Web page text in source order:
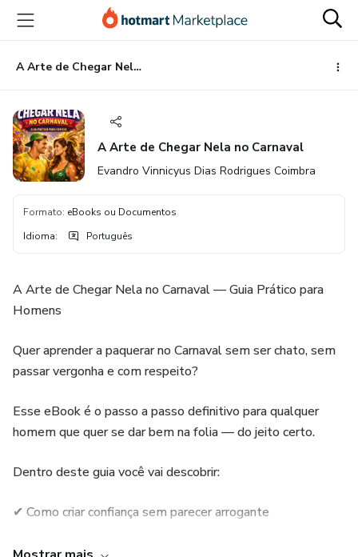
para
conteúdo
principal
para
pagamento
para
rodapé
A Arte de Chegar Nela no Carnaval
A Arte de Chegar Nela no Carnaval
Evandro Vinnicyus Dias Rodrigues Coimbra
Formato: eBooks ou Documentos
Idioma: Português
A Arte de Chegar Nela no Carnaval — Guia Prático para
Homens
Quer aprender a paquerar no Carnaval sem ser chato, sem
passar vergonha e com respeito?
Esse eBook é o passo a passo definitivo para qualquer
homem que quer se dar bem na folia — do jeito certo.
Dentro deste guia você vai descobrir:
✔ Como criar confiança sem parecer arrogante
✔ O que vestir e como se destacar na multidão